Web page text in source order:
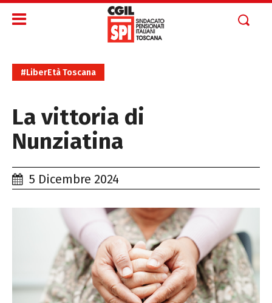
#LiberEtà Toscana
La vittoria di
Nunziatina
5 Dicembre 2024